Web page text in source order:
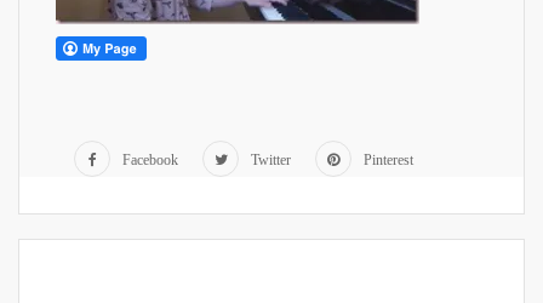
Facebook Twitter Pinterest